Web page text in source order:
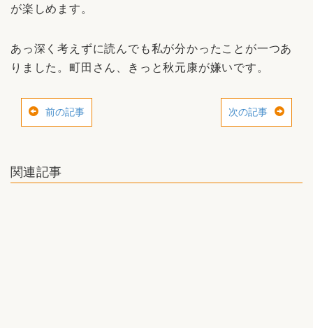
が楽しめます。
あっ深く考えずに読んでも私が分かったことが一つあ
りました。町田さん、きっと秋元康が嫌いです。
前の記事 次の記事
関連記事